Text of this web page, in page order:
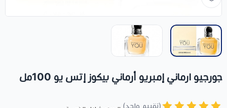
جورجيو ارماني إمبريو أرماني بيكوز إتس يو 100مل
(تقييم واحد)